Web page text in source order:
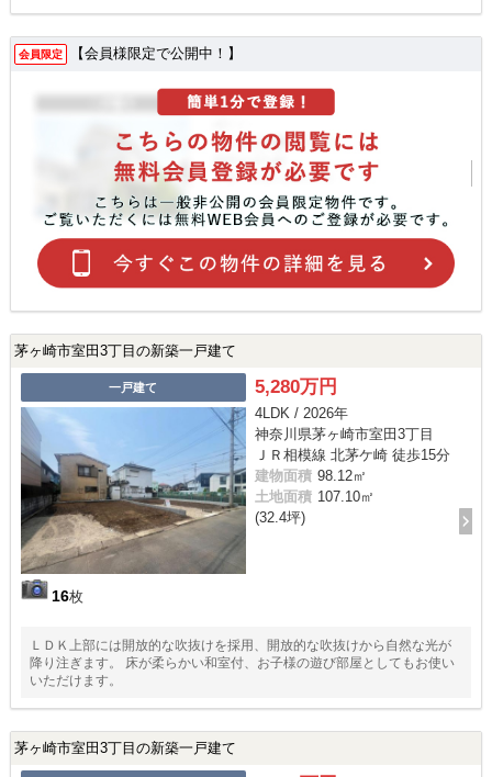
会員限定 【会員様限定で公開中！】
茅ヶ崎市室田3丁目の新築一戸建て
一戸建て
16枚
5,280万円
4LDK / 2026年
神奈川県茅ヶ崎市室田3丁目
ＪＲ相模線 北茅ケ崎 徒歩15分
建物面積 98.12㎡
土地面積 107.10㎡
(32.4坪)
ＬＤＫ上部には開放的な吹抜けを採用、開放的な吹抜けから自然な光が
降り注ぎます。 床が柔らかい和室付、お子様の遊び部屋としてもお使い
いただけます。
茅ヶ崎市室田3丁目の新築一戸建て